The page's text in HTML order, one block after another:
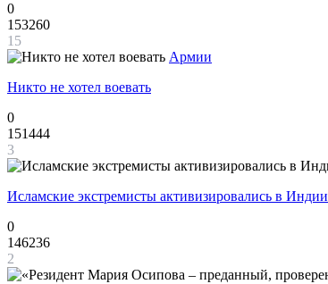
0
153260
15
Армии
Никто не хотел воевать
0
151444
3
Исламские экстремисты активизировались в Индии
0
146236
2